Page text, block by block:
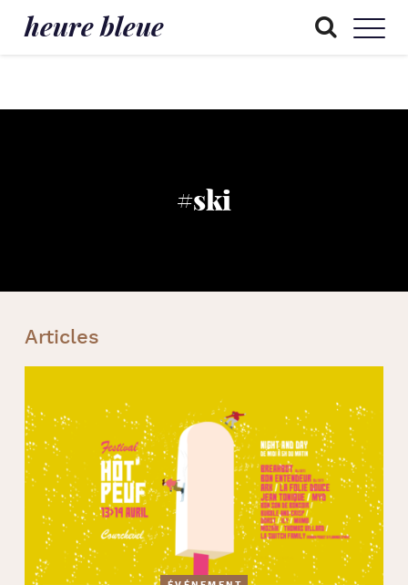
heure bleue
#ski
Articles